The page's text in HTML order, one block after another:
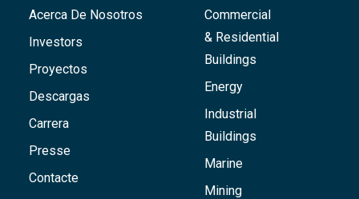
Acerca De Nosotros
Investors
Proyectos
Descargas
Carrera
Presse
Contacte
Commercial
& Residential
Buildings
Energy
Industrial
Buildings
Marine
Mining